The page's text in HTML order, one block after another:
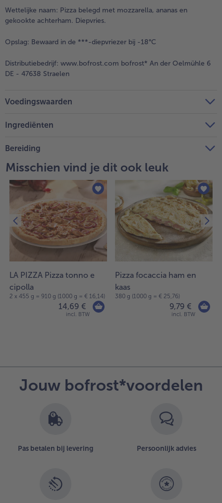
Wettelijke naam: Pizza belegd met mozzarella, ananas en
gekookte achterham. Diepvries.
Opslag: Bewaard in de ***-diepvriezer bij -18°C
Distributiebedrijf: www.bofrost.com bofrost* An der Oelmühle 6
DE - 47638 Straelen
Voedingswaarden
Ingrediënten
Bereiding
Misschien vind je dit ook leuk
LA PIZZA Pizza tonno e
cipolla
2 x 455 g = 910 g (1000 g = € 16,14)
14,69 €
incl. BTW
Pizza focaccia ham en
kaas
380 g (1000 g = € 25,76)
9,79 €
incl. BTW
Jouw bofrost*voordelen
Pas betalen bij levering Persoonlijk advies